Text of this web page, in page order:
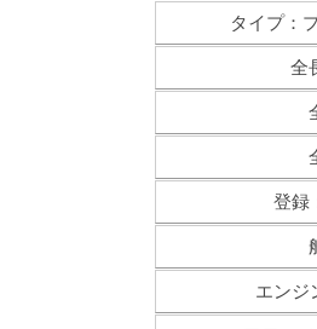
タイプ：
全
登録
エンジ